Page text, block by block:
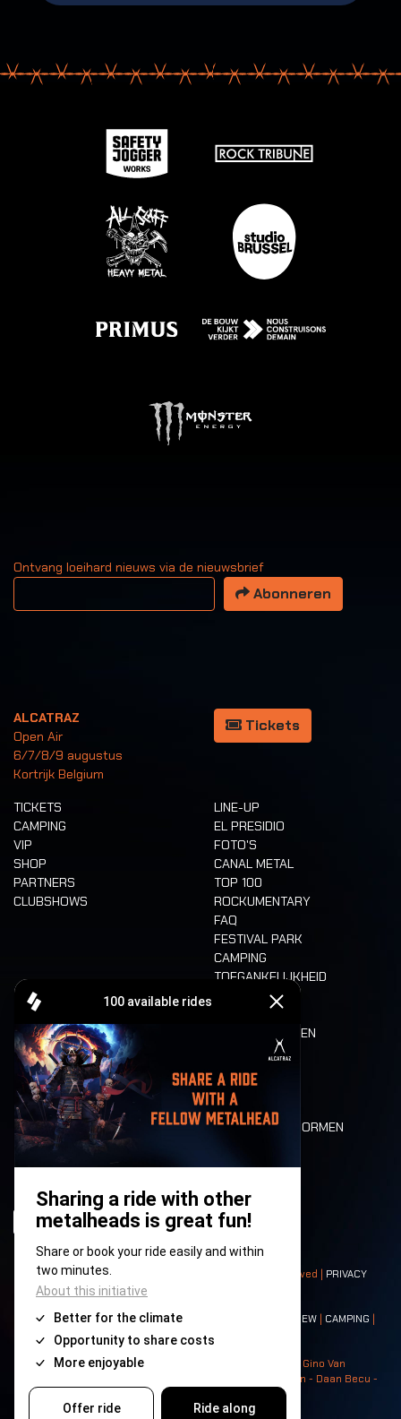
Ontvang loeihard nieuws via de nieuwsbrief
Uw email adres
Abonneren
ALCATRAZ
Open Air
6/7/8/9 augustus
Kortrijk Belgium
Tickets
TICKETS
CAMPING
VIP
SHOP
PARTNERS
CLUBSHOWS
LINE-UP
EL PRESIDIO
FOTO'S
CANAL METAL
TOP 100
ROCKUMENTARY
FAQ
FESTIVAL PARK
CAMPING
TOEGANKELIJKHEID
CASHLESS
ETEN EN DRINKEN
MOBILITEIT
LONE WOLVES
PLATTEGROND
DEATH RIDE
WAARDEN EN NORMEN
HISTORIEK
© 2008-2026- Apache Productions VZW – All rights reserved | PRIVACY
POLICY|ALGEMENE VOORWAARDEN
Contact:GENERAL|PARTNERSHIPS CREW | CAMPING |
NEIGHBOURS
Photos: Ann Kermans - Hans Van Hoof - Eliaz Bruggeman - Gino Van
Lancker - Tim Tronckoe - Elsie Roymans - Stijn Verbruggen - Daan Becu -
Claus Christa - Devid Camerlynck